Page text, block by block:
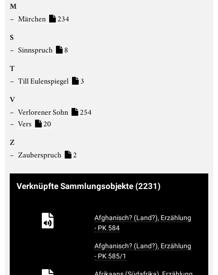
M
Märchen 234
S
Sinnspruch 8
T
Till Eulenspiegel 3
V
Verlorener Sohn
254
Vers
20
Z
Zauberspruch 2
Verknüpfte Sammlungsobjekte (2231)
Afghanisch? (Land?), Erzählung
- PK 584
Afghanisch? (Land?), Erzählung
- PK 585/1